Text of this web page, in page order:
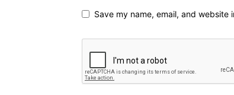
Save my name, email, and